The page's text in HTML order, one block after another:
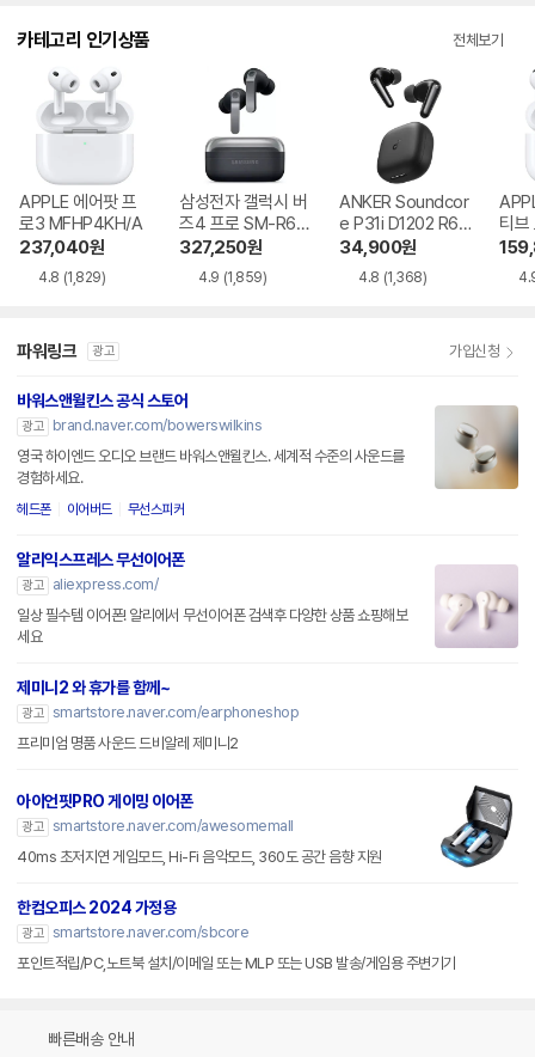
카테고리 인기상품 전체보기
APPLE 에어팟 프
로3 MFHP4KH/A
237,040원
4.8 (1,829)
삼성전자 갤럭시 버
즈4 프로 SM-R64
0
327,250원
4.9 (1,859)
ANKER Soundcor
e P31i D1202 R60
i NC
34,900원
4.8 (1,368)
티브
파워링크 광고 가입신청
바워스앤윌킨스 공식 스토어
광고
brand.naver.com/bowerswilkins
영국 하이엔드 오디오 브랜드 바워스앤윌킨스. 세계적 수준의 사운드를
경험하세요.
헤드폰 이어버드 무선스피커
알리익스프레스 무선이어폰
광고
aliexpress.com/
일상 필수템 이어폰! 알리에서 무선이어폰 검색후 다양한 상품 쇼핑해보
세요
제미니2 와 휴가를 함께~
광고 smartstore.naver.com/earphoneshop
프리미엄 명품 사운드 드비알레 제미니2
아이언핏PRO 게이밍 이어폰
광고 smartstore.naver.com/awesomemall
40ms 초저지연 게임모드, Hi-Fi 음악모드, 360도 공간 음향 지원
한컴오피스 2024 가정용
광고 smartstore.naver.com/sbcore
포인트적립/PC,노트북 설치/이메일 또는 MLP 또는 USB 발송/게임용 주변기기
빠른배송 안내